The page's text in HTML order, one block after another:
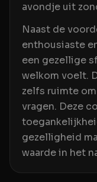
avondje uit
Naast de
enthousiaste
een gezellige
welkom voelt.
zelfs ruimte
vragen. Deze
gezelligheid
waarde in het